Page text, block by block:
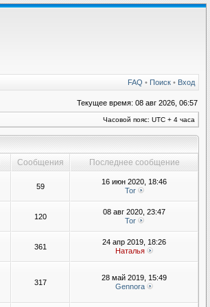
FAQ • Поиск • Вход
Текущее время: 08 авг 2026, 06:57
Часовой пояс: UTC + 4 часа
Сообщения
Последнее сообщение
59
16 июн 2020, 18:46
Tor
120
08 авг 2020, 23:47
Tor
361
24 апр 2019, 18:26
Наталья
317
28 май 2019, 15:49
Gennora